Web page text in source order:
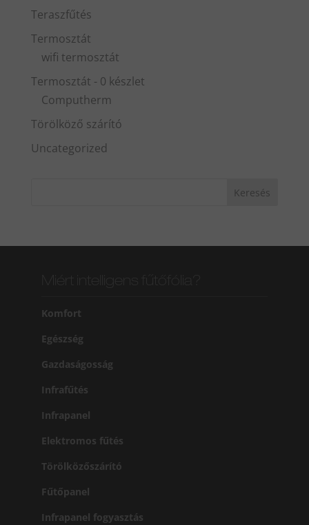
Teraszfűtés
Termosztát
wifi termosztát
Termosztát - 0 készlet
Computherm
Törölköző szárító
Uncategorized
Komfort
Egészség
Gazdaságosság
Infrafűtés
Infrapanel
Elektromos fűtés
Törölközőszárító
Fűtőpanel
Infrapanel fogyasztás